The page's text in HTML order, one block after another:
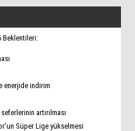
Beklentileri:
enerjide indirim
artırılması
Süper Lige yükselmesi